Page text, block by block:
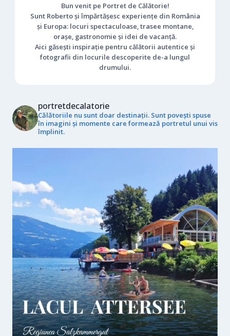
Bun venit pe Portret de Călătorie!
Sunt Roberto și împărtășesc experiențe din România
și Europa: locuri spectaculoase, trasee montane,
orașe, gastronomie și idei de vacanță.
Aici găsești inspirație pentru călătorii autentice și
fotografii din locurile descoperite de-a lungul
drumului.
portretdecalatorie
Călătoriile nu sunt doar destinații. Sunt povești spuse
în imagini și momente care formează portretul unui vis
împlinit.